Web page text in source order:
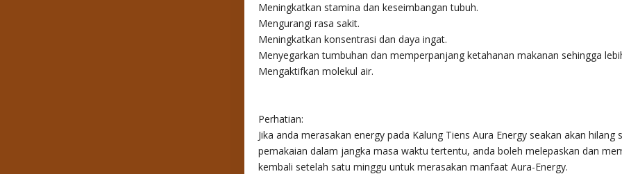
Meningkatkan stamina dan keseimbangan tubuh.
Mengurangi rasa sakit.
Meningkatkan konsentrasi dan daya ingat.
Menyegarkan tumbuhan dan memperpanjang ketahanan makanan sehingga
Mengaktifkan molekul air.
Perhatian:
Jika anda merasakan energy pada Kalung Tiens Aura Energy seakan akan hilang
pemakaian dalam jangka masa waktu tertentu, anda boleh melepaskan dan
kembali setelah satu minggu untuk merasakan manfaat Aura-Energy.